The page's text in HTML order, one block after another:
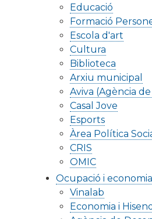
Educació
Formació
Escola d'art
Cultura
Biblioteca
Arxiu municipal
Aviva (Agència
Casal Jove
Esports
Àrea Política
CRIS
OMIC
Ocupació i
Vinalab
Economia i